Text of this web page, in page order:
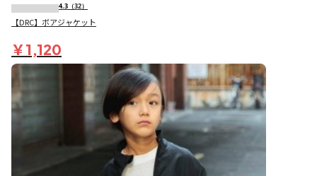
4.3 （32）
【DRC】ボアジャケット
￥1,120